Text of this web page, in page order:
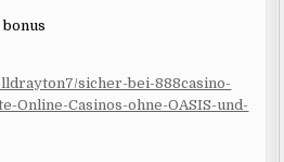
sicher-bei-888casino-
Online-Casinos-ohne-OASIS-und-